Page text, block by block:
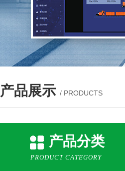
产品展示 / PRODUCTS
产品分类
PRODUCT CATEGORY